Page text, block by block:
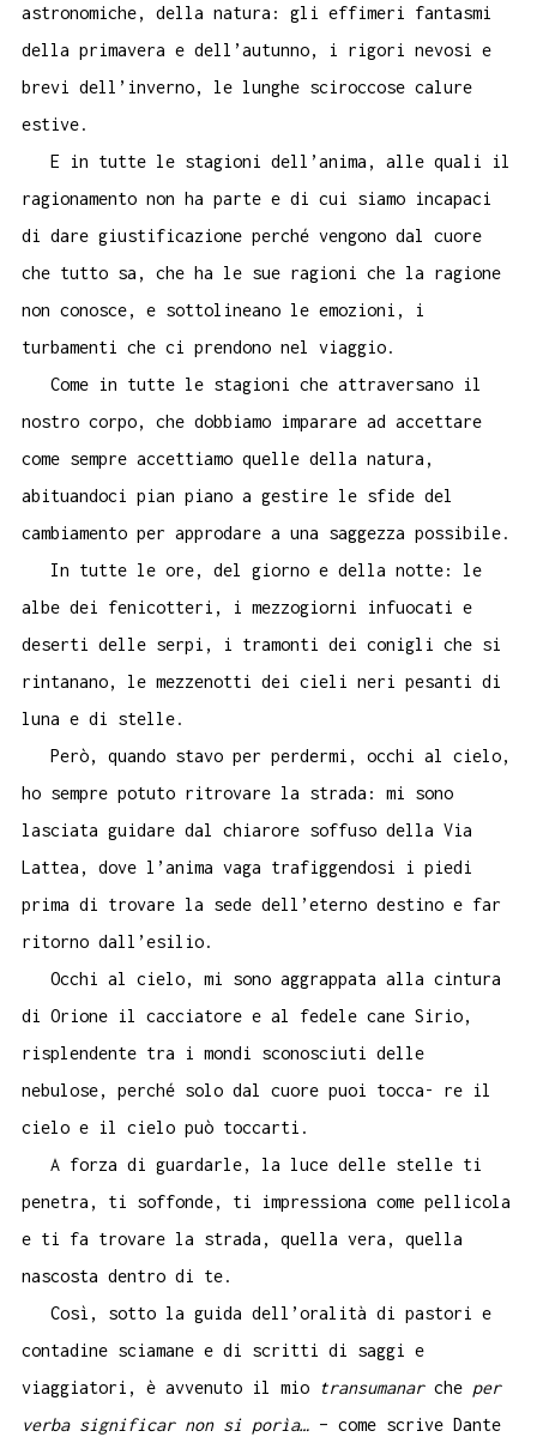
astronomiche, della natura: gli effimeri fantasmi
della primavera e dell’autunno, i rigori nevosi e
brevi dell’inverno, le lunghe sciroccose calure
estive.
E in tutte le stagioni dell’anima, alle quali il
ragionamento non ha parte e di cui siamo incapaci
di dare giustificazione perché vengono dal cuore
che tutto sa, che ha le sue ragioni che la ragione
non conosce, e sottolineano le emozioni, i
turbamenti che ci prendono nel viaggio.
Come in tutte le stagioni che attraversano il
nostro corpo, che dobbiamo imparare ad accettare
come sempre accettiamo quelle della natura,
abituandoci pian piano a gestire le sfide del
cambiamento per approdare a una saggezza possibile.
In tutte le ore, del giorno e della notte: le
albe dei fenicotteri, i mezzogiorni infuocati e
deserti delle serpi, i tramonti dei conigli che si
rintanano, le mezzenotti dei cieli neri pesanti di
luna e di stelle.
Però, quando stavo per perdermi, occhi al cielo,
ho sempre potuto ritrovare la strada: mi sono
lasciata guidare dal chiarore soffuso della Via
Lattea, dove l’anima vaga trafiggendosi i piedi
prima di trovare la sede dell’eterno destino e far
ritorno dall’esilio.
Occhi al cielo, mi sono aggrappata alla cintura
di Orione il cacciatore e al fedele cane Sirio,
risplendente tra i mondi sconosciuti delle
nebulose, perché solo dal cuore puoi tocca- re il
cielo e il cielo può toccarti.
A forza di guardarle, la luce delle stelle ti
penetra, ti soffonde, ti impressiona come pellicola
e ti fa trovare la strada, quella vera, quella
nascosta dentro di te.
Così, sotto la guida dell’oralità di pastori e
contadine sciamane e di scritti di saggi e
viaggiatori, è avvenuto il mio transumanarche per
verba significar non si porìa… – come scrive Dante